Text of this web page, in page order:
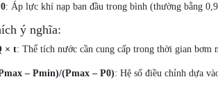
: Áp lực khí nạp ban đầu trong bình (thường bằng
ý nghĩa:
× t: Thể tích nước cần cung cấp trong thời gian bơm
– Pmin)/(Pmax – P0): Hệ số điều chỉnh dựa